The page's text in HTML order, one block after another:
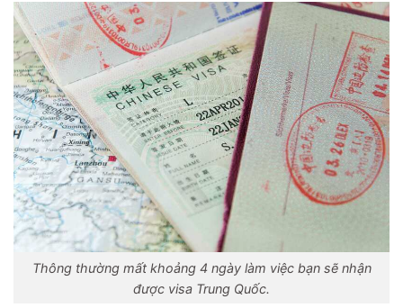
Thông thường mất khoảng 4 ngày làm việc bạn sẽ nhận
được visa Trung Quốc.